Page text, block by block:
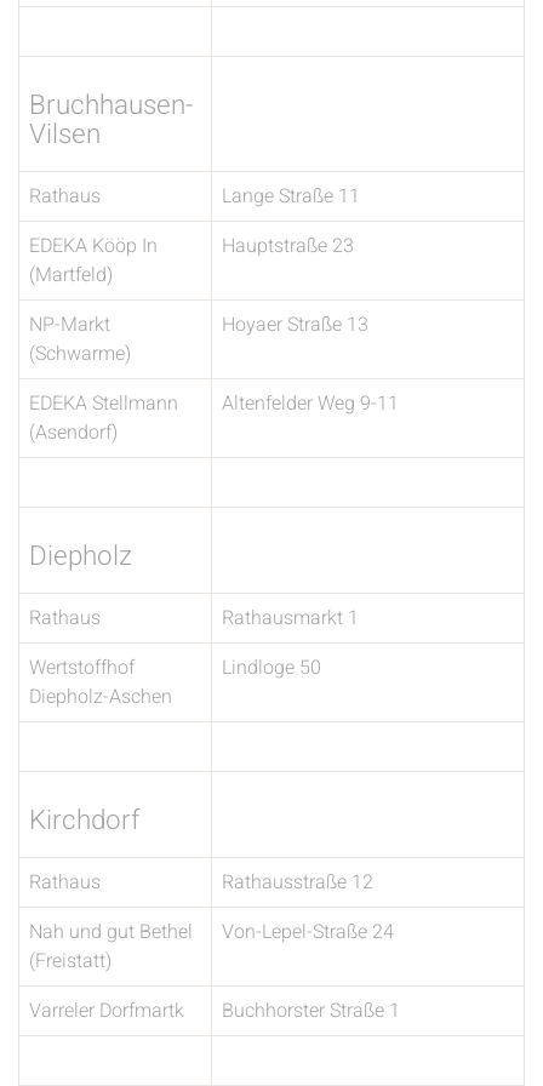
Bruchhausen-
Vilsen
Rathaus
Lange Straße 11
EDEKA Kööp In
(Martfeld)
Hauptstraße 23
NP-Markt
(Schwarme)
Hoyaer Straße 13
EDEKA Stellmann
(Asendorf)
Altenfelder Weg 9-11
Diepholz
Rathaus
Rathausmarkt 1
Wertstoffhof
Diepholz-Aschen
Lindloge 50
Kirchdorf
Rathaus
Rathausstraße 12
Nah und gut Bethel
(Freistatt)
Von-Lepel-Straße 24
Varreler Dorfmartk Buchhorster Straße 1